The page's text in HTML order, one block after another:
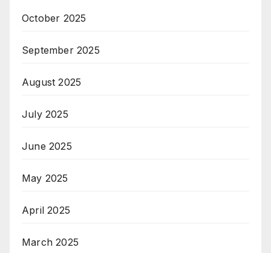
October 2025
September 2025
August 2025
July 2025
June 2025
May 2025
April 2025
March 2025